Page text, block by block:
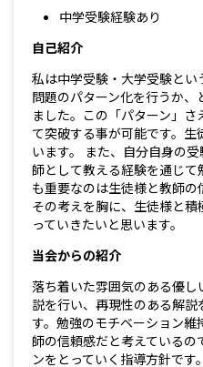
中学受験経験あり
自己紹介
私は中学受験・大学受験と
問題のパターン化を行うか
ました。この「パターン」
て突破する事が可能です。
います。 また、自分自身の
師として教える経験を通じ
も重要なのは生徒様と教師の
その考えを胸に、生徒様と
っていきたいと思います。
当会からの紹介
落ち着いた雰囲気のある優
説を行い、再現性のある解
す。勉強のモチベーション
師の信頼感だと考えているの
ンをとっていく指導方針です。